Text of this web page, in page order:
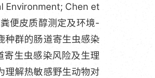
Environment; Chen et
便皮质醇测定及环境-
种群的肠道寄生虫感染
寄生虫感染风险及生理
理解热敏感野生动物对